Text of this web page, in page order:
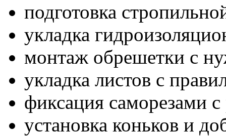
подготовка
укладка
монтаж обрешетки с
укладка листов с
фиксация саморезами
установка коньков и